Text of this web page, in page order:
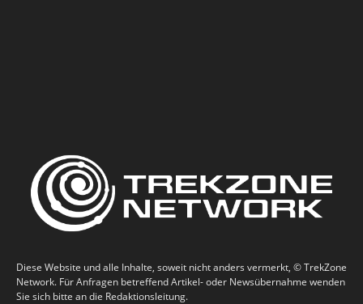
Diese Website und alle Inhalte, soweit nicht anders vermerkt, © TrekZone
Network. Für Anfragen betreffend Artikel- oder Newsübernahme wenden
Sie sich bitte an die Redaktionsleitung.